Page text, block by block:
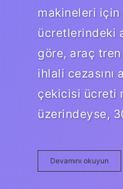
makineleri
ücretlerindeki
göre, araç tren
ihlali
çekicisi ücreti
üzerindeyse,
Devamını okuyun
Km